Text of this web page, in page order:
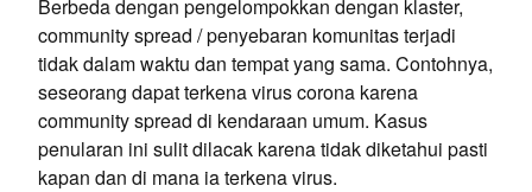
Berbeda dengan pengelompokkan dengan klaster,
community spread / penyebaran komunitas terjadi
tidak dalam waktu dan tempat yang sama. Contohnya,
seseorang dapat terkena virus corona karena
community spread di kendaraan umum. Kasus
penularan ini sulit dilacak karena tidak diketahui pasti
kapan dan di mana ia terkena virus.